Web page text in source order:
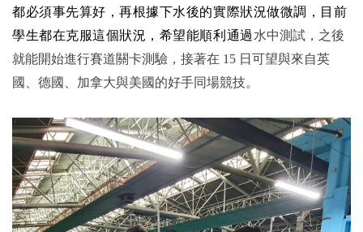
都必須事先算好，再根據下水後的實際狀況做微調，目前
學生都在克服這個狀況，希望能順利通過 水中測試，之後
就能開始進行賽道關卡測驗，接著在 15 日可望與來自英
國、德國、加拿大與美國的好手同場競技。